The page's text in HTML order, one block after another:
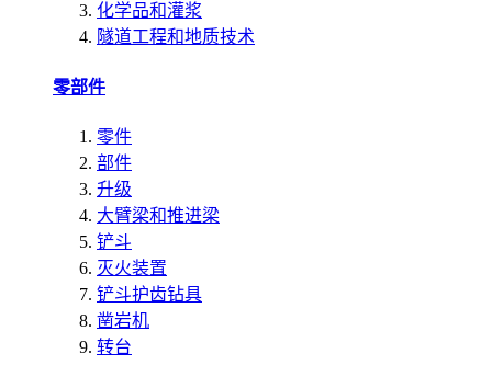
化学品和灌浆
隧道工程和地质技术
零部件
零件
部件
升级
大臂梁和推进梁
铲斗
灭火装置
铲斗护齿钻具
凿岩机
转台